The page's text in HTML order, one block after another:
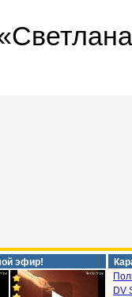
эфир!
DV